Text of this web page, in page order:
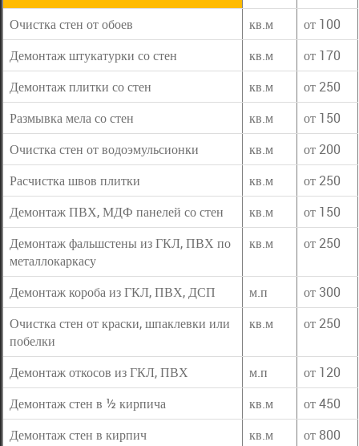
Очистка стен от обоев
кв.м
от 100
Демонтаж штукатурки со стен
кв.м
от 170
Демонтаж плитки со стен
кв.м
от 250
Размывка мела со стен
кв.м
от 150
Очистка стен от водоэмульсионки
кв.м
от 200
Расчистка швов плитки
кв.м
от 250
Демонтаж ПВХ, МДФ панелей со стен
кв.м
от 150
Демонтаж фальшстены из ГКЛ, ПВХ по
металлокаркасу
кв.м от 250
Демонтаж короба из ГКЛ, ПВХ, ДСП м.п
от 300
Очистка стен от краски, шпаклевки или
побелки
кв.м от 250
Демонтаж откосов из ГКЛ, ПВХ м.п
от 120
Демонтаж стен в ½ кирпича
кв.м
от 450
Демонтаж стен в кирпич
кв.м
от 800